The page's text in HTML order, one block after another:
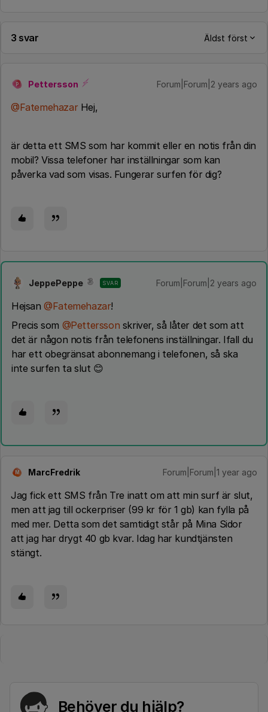
3 svar Äldst först
P Pettersson Forum|Forum|2 years ago
@Fatemehazar Hej,
är detta ett SMS som har kommit eller en notis från din
mobil? Vissa telefoner har inställningar som kan
påverka vad som visas. Fungerar surfen för dig?
JeppePeppe SVAR Forum|Forum|2 years ago
Hejsan@Fatemehazar!
Precis som @Pettersson skriver, så låter det som att
det är någon notis från telefonens inställningar. Ifall du
har ett obegränsat abonnemang i telefonen, så ska
inte surfen ta slut 😊
M MarcFredrik Forum|Forum|1 year ago
Jag fick ett SMS från Tre inatt om att min surf är slut,
men att jag till ockerpriser (99 kr för 1 gb) kan fylla på
med mer. Detta som det samtidigt står på Mina Sidor
att jag har drygt 40 gb kvar. Idag har kundtjänsten
stängt.
Behöver du hjälp?